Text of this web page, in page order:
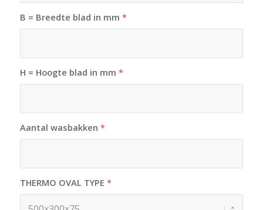
B = Breedte blad in mm *
H = Hoogte blad in mm *
Aantal wasbakken *
THERMO OVAL TYPE *